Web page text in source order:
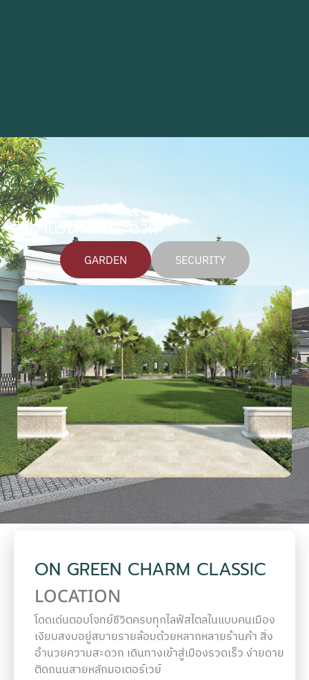
สิ่งอำนวยความสะดวก
GARDEN SECURITY
ON GREEN CHARM CLASSIC
LOCATION
โดดเด่นตอบโจทย์ชีวิตครบทุกไลฟ์สไตลในแบบคนเมือง
เงียบสงบอยู่สบายรายล้อมด้วยหลากหลายร้านค้า สิ่ง
อำนวยความสะดวก เดินทางเข้าสู่เมืองรวดเร็ว ง่ายดาย
ติดถนนสายหลักมอเตอร์เวย์